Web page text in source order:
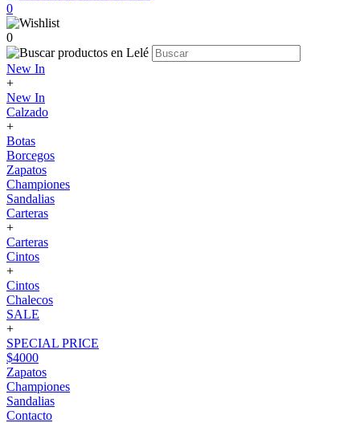
0
0
New In
+
New In
Calzado
+
Botas
Borcegos
Zapatos
Championes
Sandalias
Carteras
+
Carteras
Cintos
+
Cintos
Chalecos
SALE
+
SPECIAL PRICE
$4000
Zapatos
Championes
Sandalias
Contacto